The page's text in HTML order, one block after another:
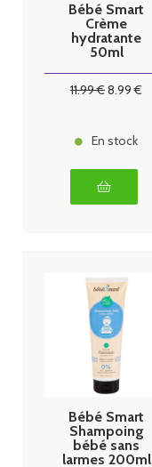
Bébé Smart
Crème
hydratante
50ml
11.99€8.99 €
En stock
Bébé Smart
Shampoing
bébé sans
larmes 200ml